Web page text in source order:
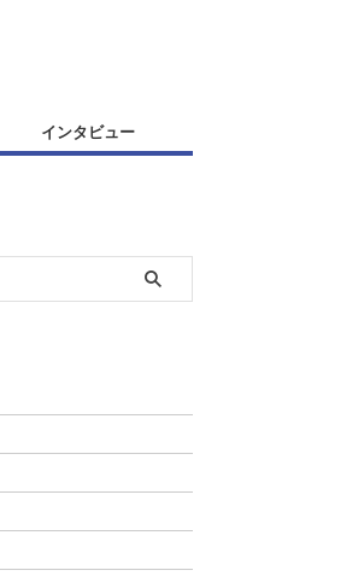
インタビュー